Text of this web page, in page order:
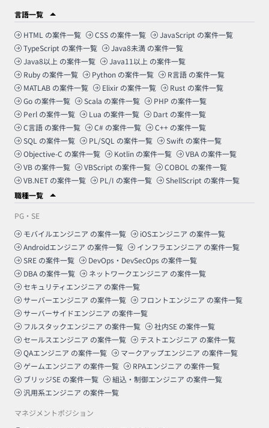
言語一覧
HTML の案件一覧 CSS の案件一覧 JavaScript の案件一覧
TypeScript の案件一覧 Java8未満 の案件一覧
Java8以上 の案件一覧 Java11以上 の案件一覧
Ruby の案件一覧 Python の案件一覧 R言語 の案件一覧
MATLAB の案件一覧 Elixir の案件一覧 Rust の案件一覧
Go の案件一覧 Scala の案件一覧 PHP の案件一覧
Perl の案件一覧 Lua の案件一覧 Dart の案件一覧
C言語 の案件一覧 C# の案件一覧 C++ の案件一覧
SQL の案件一覧 PL/SQL の案件一覧 Swift の案件一覧
Objective-C の案件一覧 Kotlin の案件一覧 VBA の案件一覧
VB の案件一覧 VBScript の案件一覧 COBOL の案件一覧
VB.NET の案件一覧 PL/I の案件一覧 ShellScript の案件一覧
職種一覧
PG・SE
モバイルエンジニア の案件一覧 iOSエンジニア の案件一覧
Androidエンジニア の案件一覧 インフラエンジニア の案件一覧
SRE の案件一覧 DevOps・DevSecOps の案件一覧
DBA の案件一覧 ネットワークエンジニア の案件一覧
セキュリティエンジニア の案件一覧
サーバーエンジニア の案件一覧 フロントエンジニア の案件一覧
サーバーサイドエンジニア の案件一覧
フルスタックエンジニア の案件一覧 社内SE の案件一覧
セールスエンジニア の案件一覧 テストエンジニア の案件一覧
QAエンジニア の案件一覧 マークアップエンジニア の案件一覧
ゲームエンジニア の案件一覧 RPAエンジニア の案件一覧
ブリッジSE の案件一覧 組込・制御エンジニア の案件一覧
汎用系エンジニア の案件一覧
マネジメントポジション